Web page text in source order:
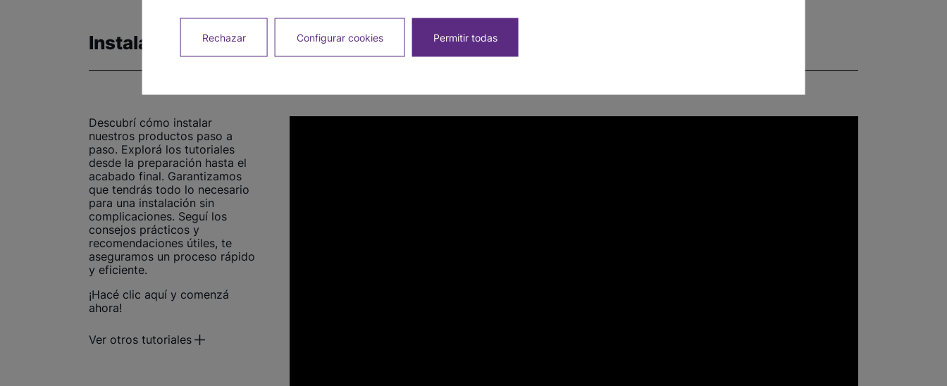
Instalación
Descubrí cómo instalar
nuestros productos paso a
paso. Explorá los tutoriales
desde la preparación hasta el
acabado final. Garantizamos
que tendrás todo lo necesario
para una instalación sin
complicaciones. Seguí los
consejos prácticos y
recomendaciones útiles, te
aseguramos un proceso rápido
y eficiente.
¡Hacé clic aquí y comenzá
ahora!
Ver otros tutoriales
Rechazar Configurar cookies Permitir todas